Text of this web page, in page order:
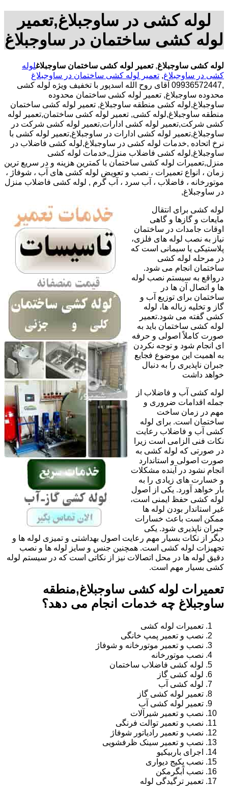
لوله کشی در ساوجبلاغ,تعمیر
لوله کشی ساختمان در ساوجبلاغ
لوله کشی ساوجبلاغ,تعمیر لوله کشی ساختمان ساوجبلاغلوله
کشی در ساوجبلاغ, تعمیر لوله کشی ساختمان در ساوجبلاغ
,09936572447 آقای روح الله اسدپور با تخفیف ویژه لوله کشی
محدوده ساوجبلاغ, تعمیر لوله کشی ساختمان محدوده
ساوجبلاغ,لوله کشی منطقه ساوجبلاغ, تعمیر لوله کشی ساختمان
منطقه ساوجبلاغ,لوله کشی, تعمیر لوله کشی ساختمان,تعمیر لوله
کشی شرکت,تعمیر لوله کشی ادارات,تعمیر لوله کشی شرکت در
ساوجبلاغ,تعمیر لوله کشی ادارات در ساوجبلاغ,تعمیر لوله کشی با
نرخ اتحاده ,خدمات لوله کشی در ساوجبلاغ,لوله کشی فاضلاب در
ساوجبلاغ,لوله کشی فاضلاب منزل,خدمات لوله کشی
منزل,تعمیرات لوله کشی ساختمان با کمترین هزینه و در سریع ترین
زمان ، انواع تعمیرات ، نصب و تعویض لوله کشی های آب ، شوفاژ ،
موتورخانه ، فاضلاب ، آب سرد ، آب گرم , لوله کشی فاضلاب منزل
در ساوجبلاغ,
لوله کشی برای انتقال
مایعات و گازها و گاهی
اوقات جامدات در ساختمان
نیاز به نصب لوله های فلزی،
پلاستیکی یا سیمانی است که
در مرحله لوله کشی
ساختمان انجام می شود.
درواقع به سیستم نصب لوله
ها و اتصال آن ها در
ساختمان برای توزیع آب و
گاز و تخلیه زباله ها، لوله
کشی گفته می شود.تعمیر
لوله کشی ساختمان باید به
صورت کاملاً اصولی و حرفه
ای انجام شود و توجه نکردن
به اهمیت این موضوع فجایع
جبران ناپذیری را به دنبال
خواهد داشت
لوله کشی آب و فاضلاب از
جمله اقدامات ضروری و
مهم در زمان ساخت
ساختمان است. برای لوله
کشی آب و فاضلاب رعایت
نکات فنی الزامی است زیرا
در صورتی که لوله کشی به
صورت اصولی و استاندارد
انجام نشود در آینده مشکلات
و خسارت های زیادی را به
بار خواهد آورد. یکی از اصول
لوله کشی حفظ ایمنی است،
غیر استاندار بودن لوله ها
ممکن است باعث خسارات
جبران ناپذیری شود. یکی
دیگر از نکات بسیار مهم رعایت اصول بهداشتی و تمیزی لوله ها و
تجهیزات لوله کشی است. همچنین جنس و سایز لوله ها و نصب
دقیق لوله ها در محل اتصالات نیز از نکاتی است که در سیستم لوله
کشی بسیار مهم است.
تعمیرات لوله کشی ساوجبلاغ,منطقه
ساوجبلاغ چه خدمات انجام می دهد؟
تعمیرات لوله کشی
نصب و تعمیر پمپ خانگی
نصب و تعمیر موتورخانه و شوفاژ
نصب موتورخانه
لوله کشی فاضلاب ساختمان
لوله کشی گاز
لوله کشی آب
تعمیر لوله کشی گاز
تعمیر لوله کشی آب
نصب و تعمیر شیرآلات
نصب و تعمیر توالت فرنگی
نصب و تعمیر رادیاتور شوفاژ
نصب و تعمیر سینک ظرفشویی
اجرای باربیکیو
نصب پکیج دیواری
نصب آبگرمکن
تعمیر ترگیدگی لوله